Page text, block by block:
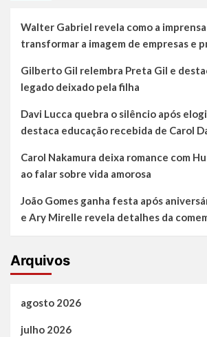
mães
de
Walter Gabriel revela como a
transformar a imagem de empresas e
Gilberto Gil relembra Preta Gil e
legado deixado pela filha
Davi Lucca quebra o silêncio após
destaca educação recebida de Carol
Carol Nakamura deixa romance com
ao falar sobre vida amorosa
João Gomes ganha festa após
e Ary Mirelle revela detalhes da
Arquivos
agosto 2026
julho 2026